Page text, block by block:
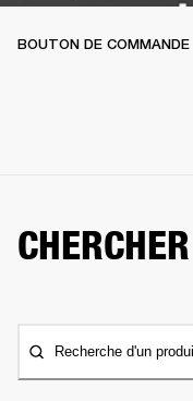
BOUTON DE COMMANDE
Recherche d'un